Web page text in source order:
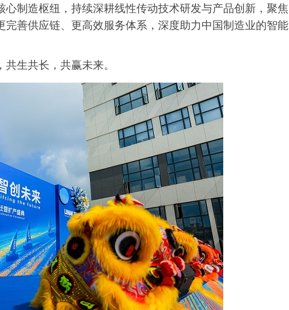
制造枢纽，持续深耕线性传动技术研发与产品创新，聚焦
善供应链、更高效服务体系，深度助力中国制造业的智能
生共长，共赢未来。